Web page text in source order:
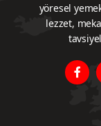
yöresel
lezzet,